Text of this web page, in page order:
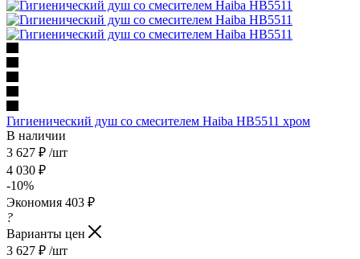
Гигиенический душ со смесителем Haiba HB5511 хром
В наличии
3 627 ₽ /шт
4 030 ₽
-10%
Экономия 403 ₽
?
Варианты цен
3 627 ₽ /шт